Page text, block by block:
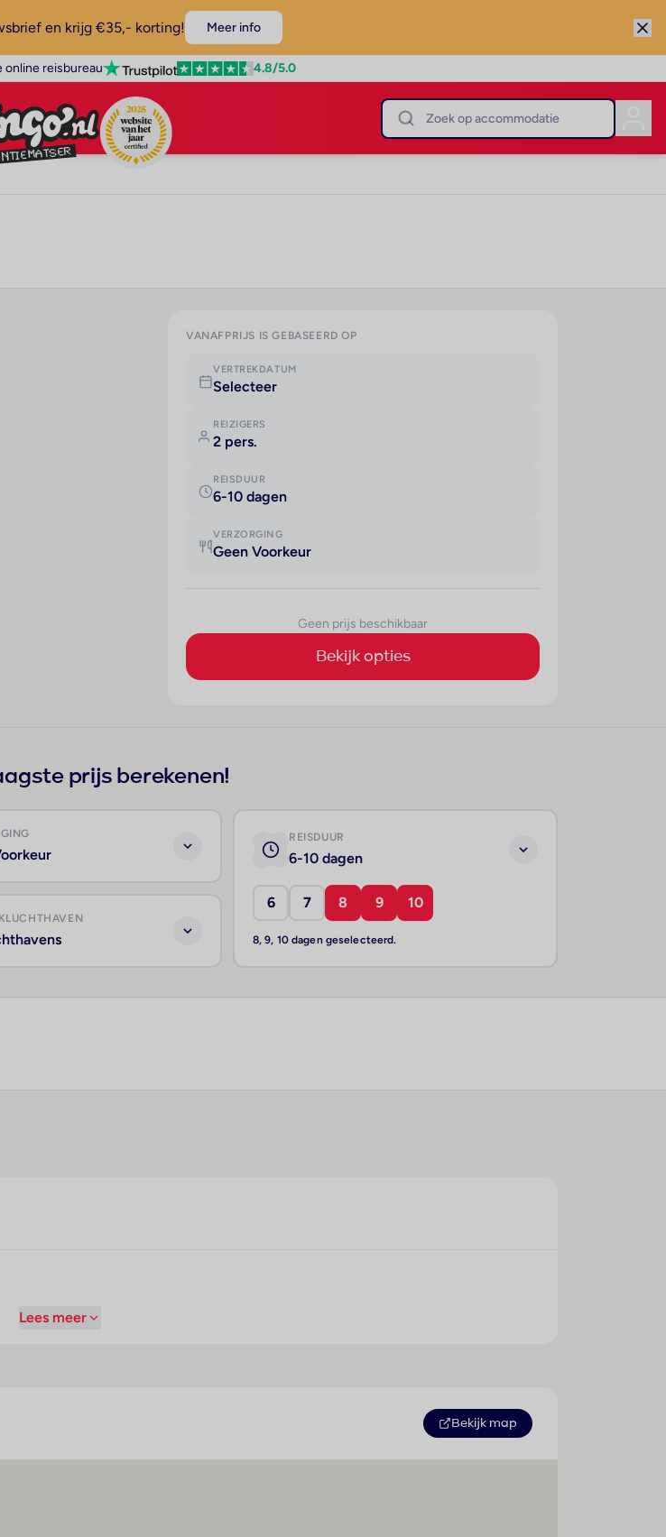
en krijg €35,- korting! Meer info
online reisbureau 4.8/5.0
VANAFPRIJS IS GEBASEERD OP
VERTREKDATUM
Selecteer
REIZIGERS
2 pers.
REISDUUR
6-10 dagen
VERZORGING
Geen Voorkeur
Geen prijs beschikbaar
Bekijk opties
prijs berekenen!
REISDUUR
6-10 dagen
6 7 8 9 10
8, 9, 10 dagen geselecteerd.
Lees meer
Bekijk map